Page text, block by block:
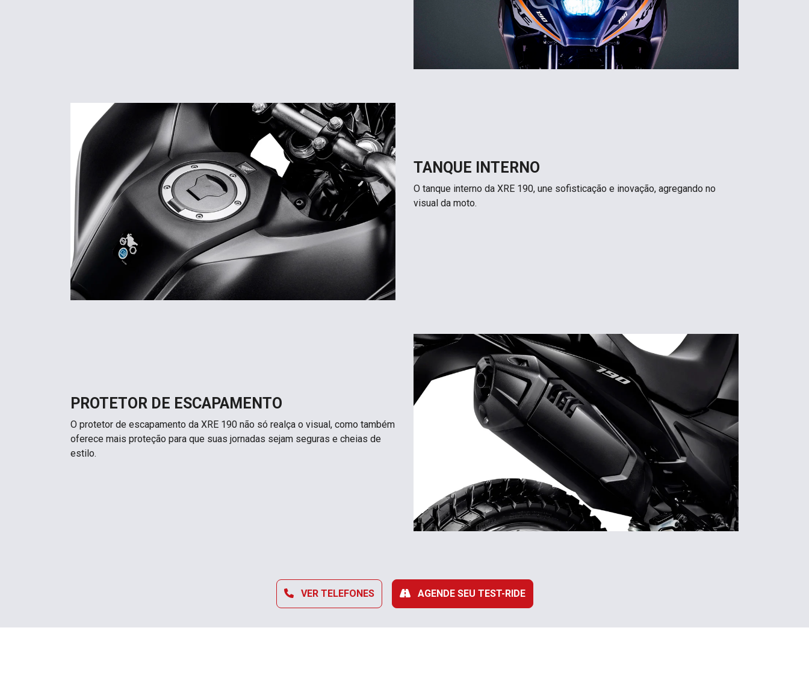
TANQUE INTERNO
O tanque interno da XRE 190, une sofisticação e inovação, agregando no
visual da moto.
PROTETOR DE ESCAPAMENTO
O protetor de escapamento da XRE 190 não só realça o visual, como também
oferece mais proteção para que suas jornadas sejam seguras e cheias de
estilo.
VER TELEFONES AGENDE SEU TEST-RIDE